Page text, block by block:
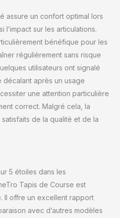
facilement à l’aide de la
télécommande fournie,
pour une utilisation
simple et fluide au
quotidien. 🔇【Moteur
Sans Balais 3,0 HP & Ultra
Silencieux】 Le moteur
fonctionnement fluide et
discret (<35 dB).
Capacité de charge
protège efficacement
vos genoux. 🧳 【Pliable,
Assemblage】 Aucune
installation requise. Le
assure un confort optimal lors
l’impact sur les articulations.
bénéfique pour les
régulièrement sans risque
utilisateurs ont signalé
après un usage
une attention particulière
correct. Malgré cela, la
de la qualité et de la
5 étoiles dans les
Tapis de Course est
Il offre un excellent rapport
avec d’autres modèles